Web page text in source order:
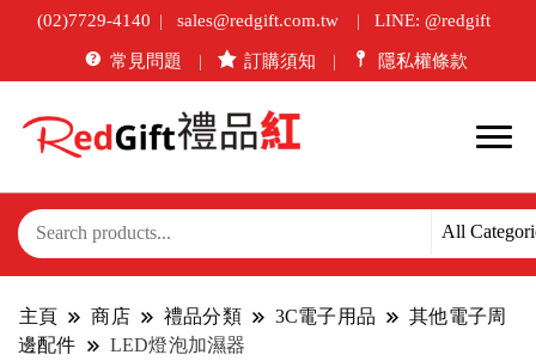
(02)7729-4140 sales@redgift.com.tw LINE: @redgift
常見問題 訂購須知 隱私權條款
主頁 商店 禮品分類 3C電子用品
其他電子周
邊配件
LED燈泡加濕器